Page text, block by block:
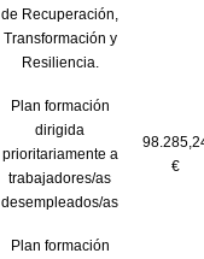
de Recuperación,
Transformación y
Resiliencia.
Plan formación
dirigida
prioritariamente a
trabajadores/as
desempleados/as
€
Plan formación